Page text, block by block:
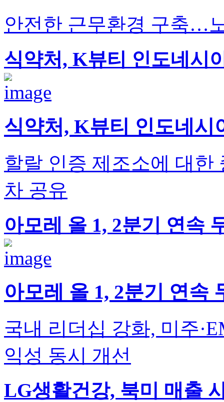
안전한 근무환경 구축…
식약처, K뷰티 인도네시
식약처, K뷰티 인도네시
할랄 인증 제조소에 대한
차 공유
아모레 올 1, 2분기 연속
아모레 올 1, 2분기 연속
국내 리더십 강화, 미주
익성 동시 개선
LG생활건강, 북미 매출